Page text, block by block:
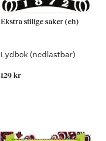
Ekstra stilige saker (eh)
Lydbok (nedlastbar)
129 kr